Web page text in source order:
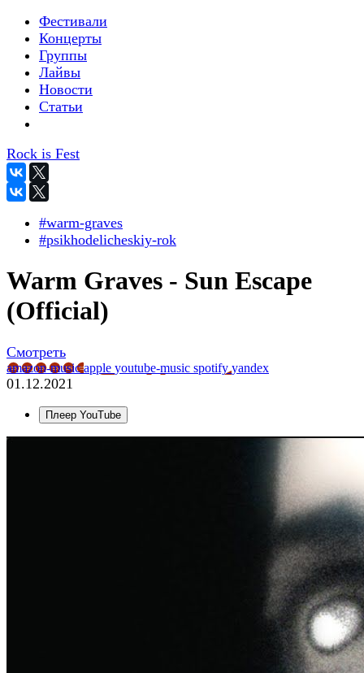
Фестивали
Концерты
Группы
Лайвы
Новости
Статьи
Rock is Fest
#warm-graves
#psikhodelicheskiy-rok
Warm Graves - Sun Escape
(Official)
Смотреть
amazon-musicapple youtube-music spotifyyandex
01.12.2021
Плеер YouTube